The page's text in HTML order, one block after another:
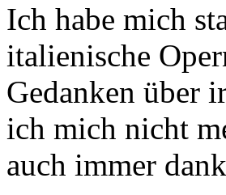
Ich habe mich
italienische
Gedanken über
ich mich nicht
auch immer